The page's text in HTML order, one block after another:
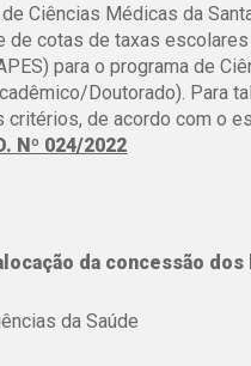
Ciências Médicas da
de cotas de taxas
para o programa de
Doutorado). Para
critérios, de acordo com o
Nº 024/2022
da concessão
da Saúde